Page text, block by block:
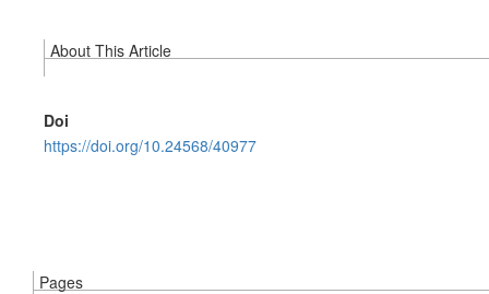
About This Article
Doi
https://doi.org/10.24568/40977
Pages